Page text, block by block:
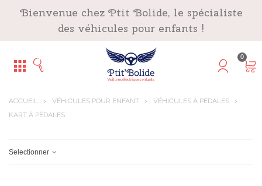
Bienvenue chez Ptit Bolide, le spécialiste
des véhicules pour enfants !
0
ACCUEIL > VÉHICULES POUR ENFANT > VÉHICULES À PÉDALES
>
KART À PÉDALES
Selectionner